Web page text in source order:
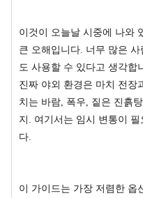
이것이 오늘날 시중에 나와
큰 오해입니다. 너무 많은
도 사용할 수 있다고 생각합
진짜 야외 환경은 마치 전장
치는 바람, 폭우, 짙은 진흙
지. 여기서는 임시 변통이
다.
이 가이드는 가장 저렴한 옵